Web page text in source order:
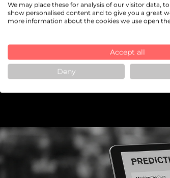
We may place these for analysis of our visitor data,
show personalised content and to give you a great
more information about the cookies we use open
Accept all
Deny